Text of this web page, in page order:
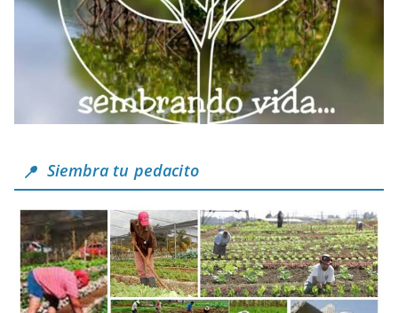
Siembra tu pedacito